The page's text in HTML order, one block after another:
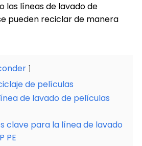
las líneas de lavado de
pueden reciclar de manera
de películas
de lavado de películas
clave para la línea de lavado
PE